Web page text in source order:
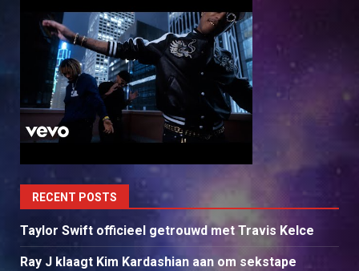
RECENT POSTS
Taylor Swift officieel getrouwd met Travis Kelce
Ray J klaagt Kim Kardashian aan om sekstape